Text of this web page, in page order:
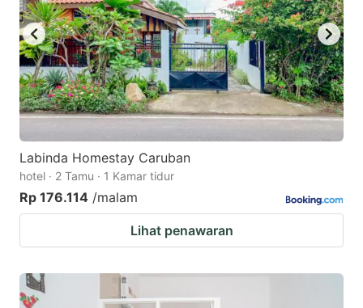
Labinda Homestay Caruban
hotel · 2 Tamu · 1 Kamar tidur
Rp 176.114 /malam
Lihat penawaran